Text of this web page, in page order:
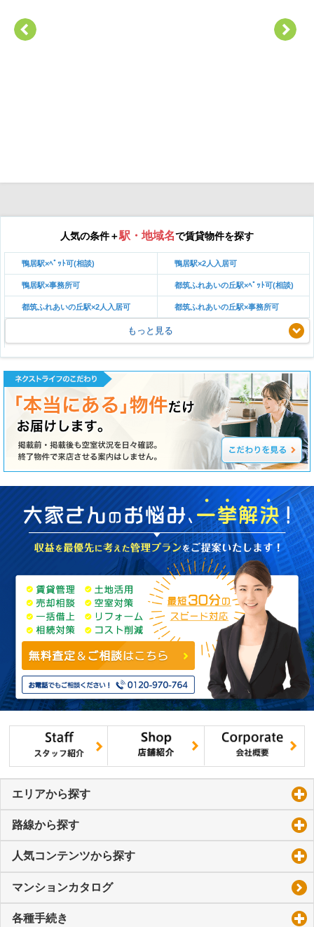
人気の条件＋駅・地域名で賃貸物件を探す
鴨居駅×ﾍﾟｯﾄ可(相談) 鴨居駅×2人入居可
鴨居駅×事務所可 都筑ふれあいの丘駅×ﾍﾟｯﾄ可(相談)
都筑ふれあいの丘駅×2人入居可 都筑ふれあいの丘駅×事務所可
もっと見る
エリアから探す
路線から探す
人気コンテンツから探す
マンションカタログ
各種手続き